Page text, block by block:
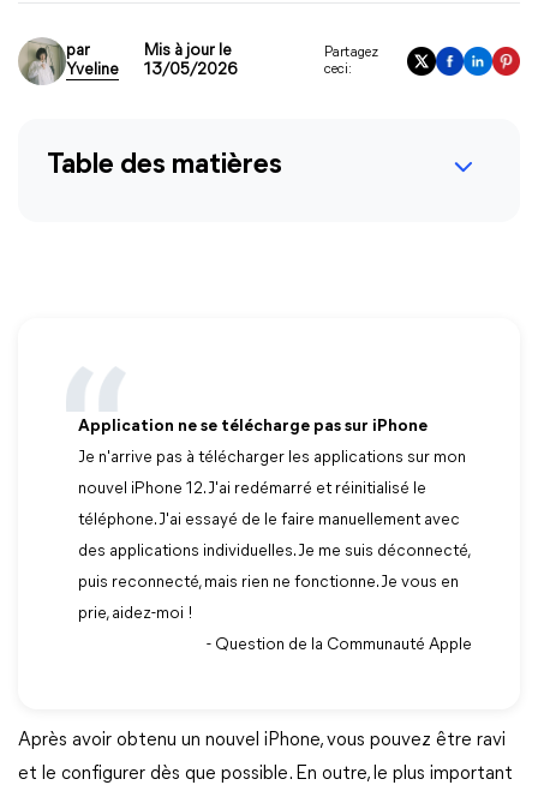
par
Yveline
Mis à jour le
13/05/2026
Partagez
ceci:
Table des matières
Application ne se télécharge pas sur iPhone
Je n'arrive pas à télécharger les applications sur mon
nouvel iPhone 12. J'ai redémarré et réinitialisé le
téléphone. J'ai essayé de le faire manuellement avec
des applications individuelles. Je me suis déconnecté,
puis reconnecté, mais rien ne fonctionne. Je vous en
prie, aidez-moi !
- Question de la Communauté Apple
Après avoir obtenu un nouvel iPhone, vous pouvez être ravi
et le configurer dès que possible. En outre, le plus important